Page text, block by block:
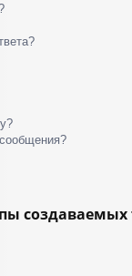
создаваемых